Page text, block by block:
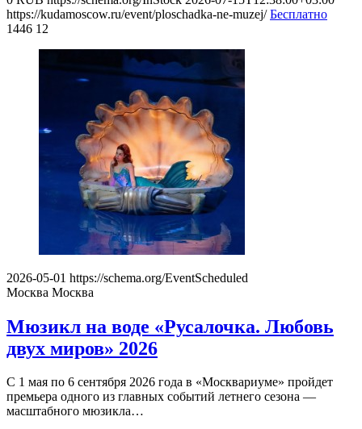
https://kudamoscow.ru/event/ploschadka-ne-muzej/ Бесплатно
1446 12
2026-05-01 https://schema.org/EventScheduled
Москва Москва
Мюзикл на воде «Русалочка. Любовь
двух миров» 2026
С 1 мая по 6 сентября 2026 года в «Москвариуме» пройдет
премьера одного из главных событий летнего сезона —
масштабного мюзикла…